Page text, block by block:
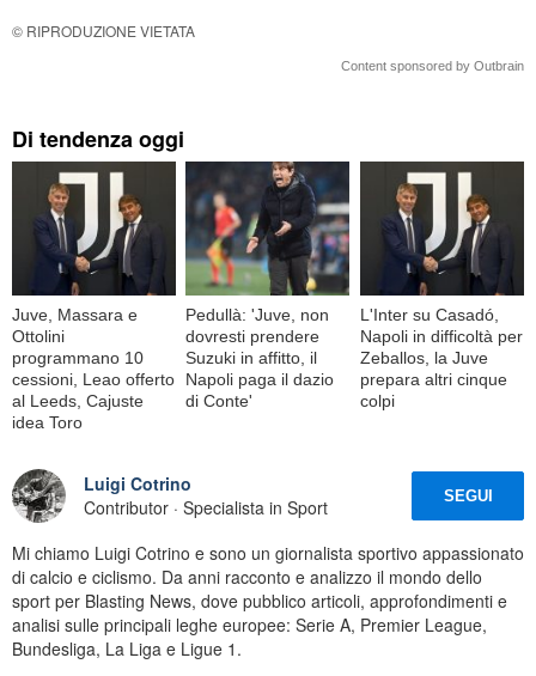
© RIPRODUZIONE VIETATA
Content sponsored by Outbrain
Di tendenza oggi
Juve, Massara e
Ottolini
programmano 10
cessioni, Leao offerto
al Leeds, Cajuste
idea Toro
Pedullà: 'Juve, non
dovresti prendere
Suzuki in affitto, il
Napoli paga il dazio
di Conte'
L'Inter su Casadó,
Napoli in difficoltà per
Zeballos, la Juve
prepara altri cinque
colpi
Luigi Cotrino
Contributor · Specialista in Sport
SEGUI
Mi chiamo Luigi Cotrino e sono un giornalista sportivo appassionato
di calcio e ciclismo. Da anni racconto e analizzo il mondo dello
sport per Blasting News, dove pubblico articoli, approfondimenti e
analisi sulle principali leghe europee: Serie A, Premier League,
Bundesliga, La Liga e Ligue 1.